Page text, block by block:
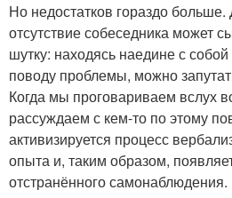
Но недостатков гораздо больше.
отсутствие собеседника может
шутку: находясь наедине с
поводу проблемы, можно
Когда мы проговариваем вслух
рассуждаем с кем-то по этому
активизируется процесс
опыта и, таким образом,
отстранённого самонаблюдения.